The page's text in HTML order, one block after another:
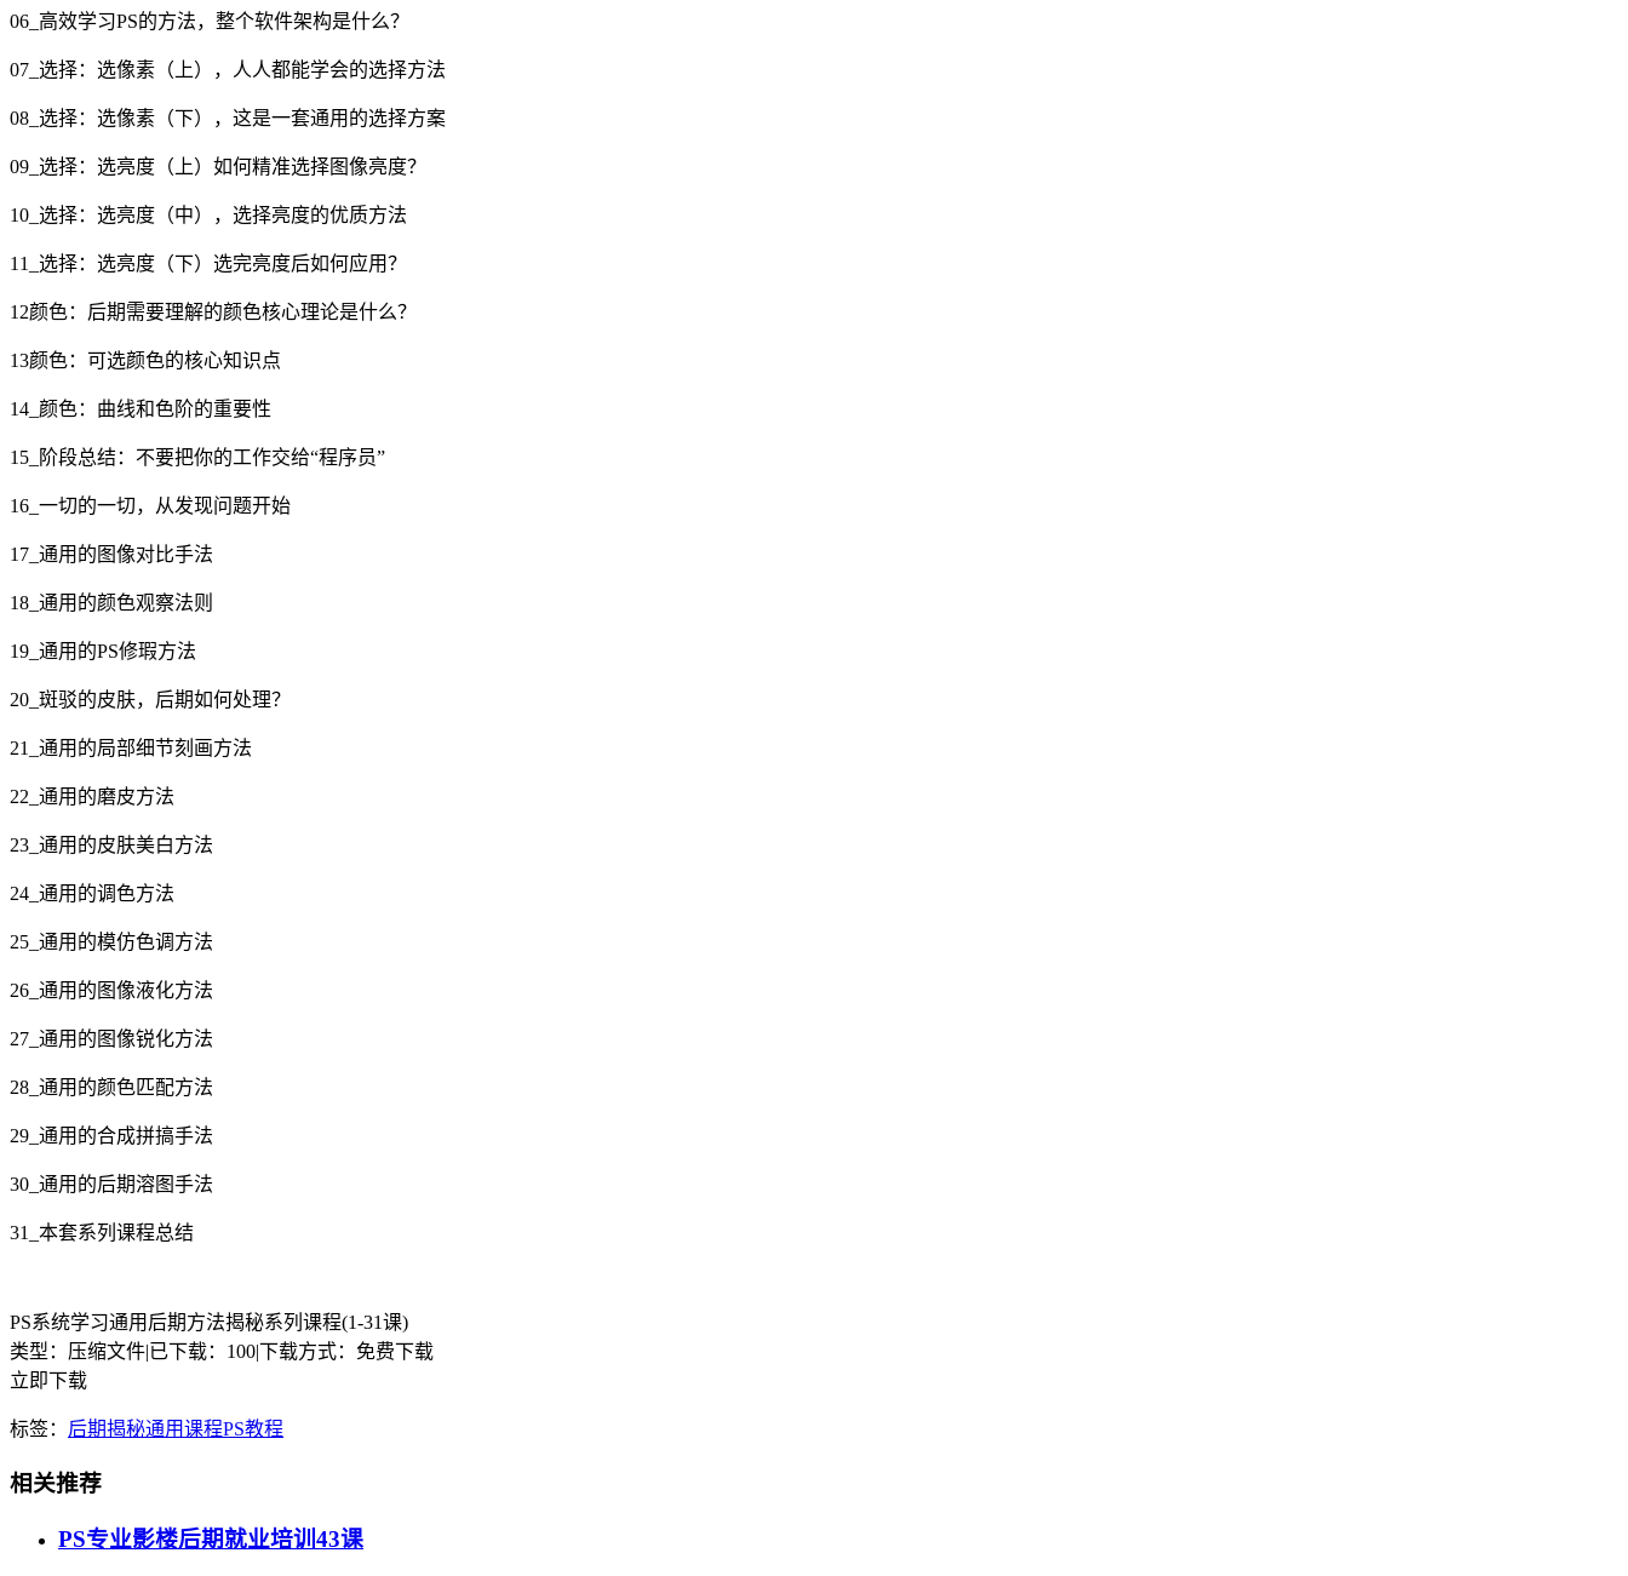
06_高效学习PS的方法，整个软件架构是什么？
07_选择：选像素（上），人人都能学会的选择方法
08_选择：选像素（下），这是一套通用的选择方案
09_选择：选亮度（上）如何精准选择图像亮度？
10_选择：选亮度（中），选择亮度的优质方法
11_选择：选亮度（下）选完亮度后如何应用？
12颜色：后期需要理解的颜色核心理论是什么？
13颜色：可选颜色的核心知识点
14_颜色：曲线和色阶的重要性
15_阶段总结：不要把你的工作交给“程序员”
16_一切的一切，从发现问题开始
17_通用的图像对比手法
18_通用的颜色观察法则
19_通用的PS修瑕方法
20_斑驳的皮肤，后期如何处理？
21_通用的局部细节刻画方法
22_通用的磨皮方法
23_通用的皮肤美白方法
24_通用的调色方法
25_通用的模仿色调方法
26_通用的图像液化方法
27_通用的图像锐化方法
28_通用的颜色匹配方法
29_通用的合成拼搞手法
30_通用的后期溶图手法
31_本套系列课程总结
PS系统学习通用后期方法揭秘系列课程(1-31课)
类型：压缩文件|已下载：100|下载方式：免费下载
立即下载
标签： 后期揭秘通用课程PS教程
相关推荐
PS专业影楼后期就业培训43课